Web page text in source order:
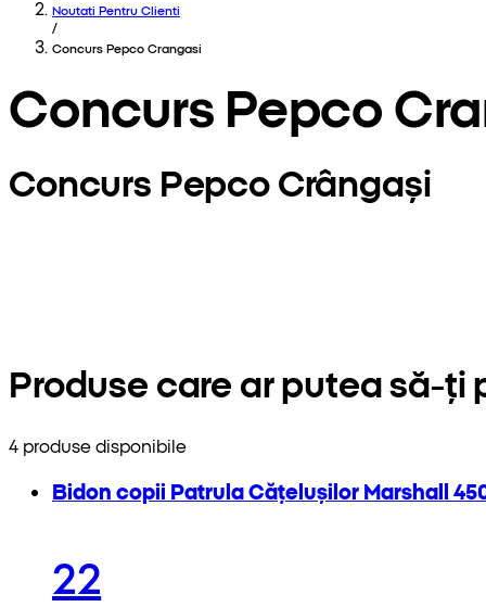
Noutati Pentru Clienti
/
Concurs Pepco Crangasi
Concurs Pepco
Concurs Pepco Crângași
Produse care ar putea să-ți
4 produse disponibile
Bidon copii Patrula Cățelușilor Marshall
22